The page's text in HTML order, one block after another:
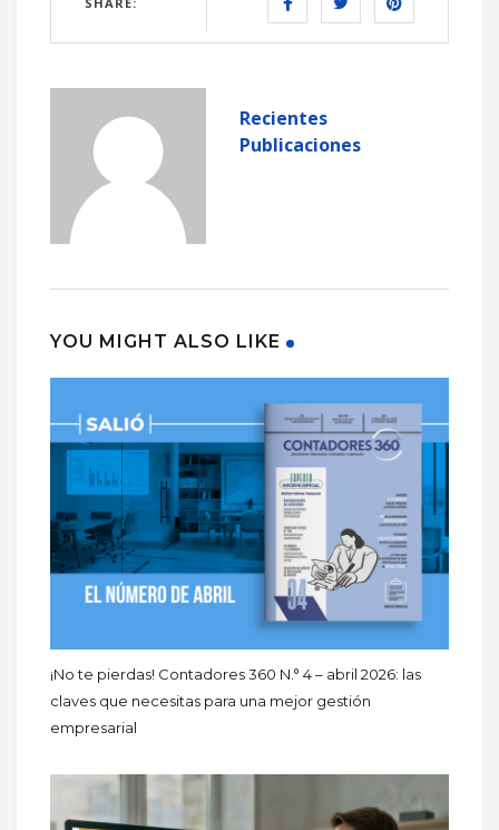
Recientes
Publicaciones
YOU MIGHT ALSO LIKE
¡No te pierdas! Contadores 360 N.° 4 – abril 2026: las
claves que necesitas para una mejor gestión
empresarial